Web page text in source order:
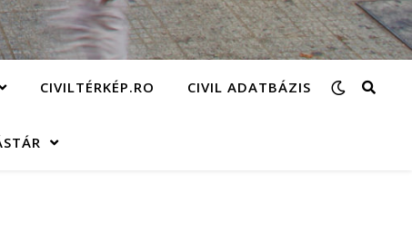
CIVILTÉRKÉP.RO CIVIL ADATBÁZIS